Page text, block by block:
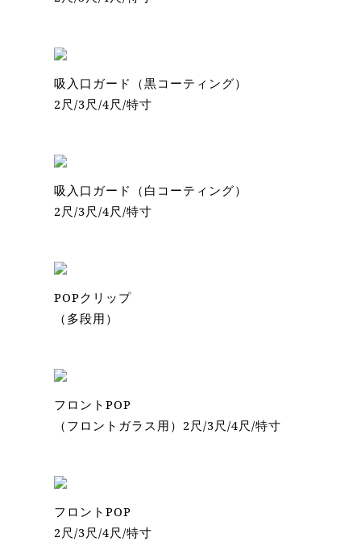
吸入口ガード（黒コーティング）
2尺/3尺/4尺/特寸
吸入口ガード（白コーティング）
2尺/3尺/4尺/特寸
POPクリップ
（多段用）
フロントPOP
（フロントガラス用）2尺/3尺/4尺/特寸
フロントPOP
2尺/3尺/4尺/特寸